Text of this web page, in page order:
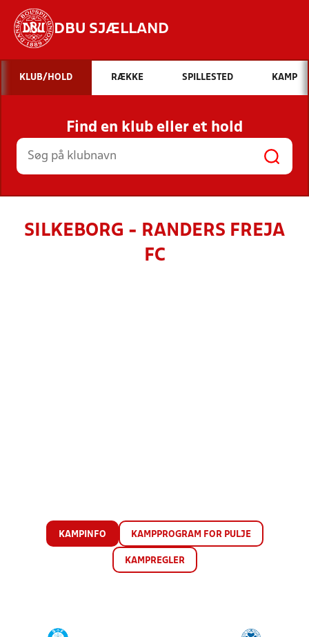
DBU SJÆLLAND
Hvad vil du søge efter?
INDHOLD OG NYHEDER
STILLINGER, RESULTATER, KLUBBER OG
HOLD
KLUB/HOLD RÆKKE SPILLESTED KAMP
Find en klub eller et hold
SILKEBORG - RANDERS FREJA
FC
KAMPINFO KAMPPROGRAM FOR PULJE
KAMPREGLER